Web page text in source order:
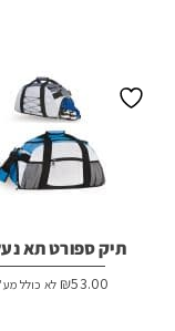
תיק ספורט תא
₪53.00 לא כולל